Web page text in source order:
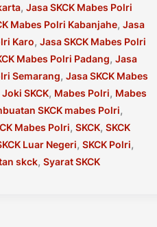
, Jasa SKCK Mabes Polri
Mabes Polri Kabanjahe, Jasa
Karo, Jasa SKCK Mabes Polri
Mabes Polri Padang, Jasa
Semarang, Jasa SKCK Mabes
Joki SKCK, Mabes Polri, Mabes
SKCK mabes Polri,
Mabes Polri, SKCK, SKCK
Luar Negeri, SKCK Polri,
skck, Syarat SKCK